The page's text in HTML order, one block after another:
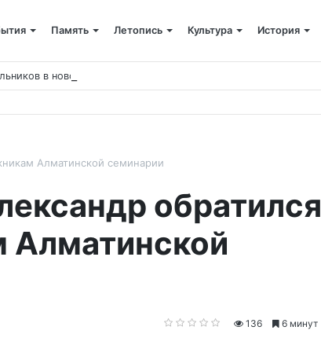
Память Летопись Культура История
в новом учебном году
Алматинской семинарии
обратился
Алматинской
136 6 минут